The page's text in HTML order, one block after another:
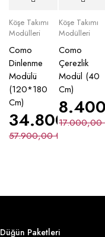
Köşe Takımı
Modülleri
Como
Dinlenme
Modülü
(120*180
Cm)
57.900,00₺
34.800,00
Köşe Takımı
Modülleri
Como
Çerezlik
Modül (40
Cm)
17.000,00
Düğün Paketleri